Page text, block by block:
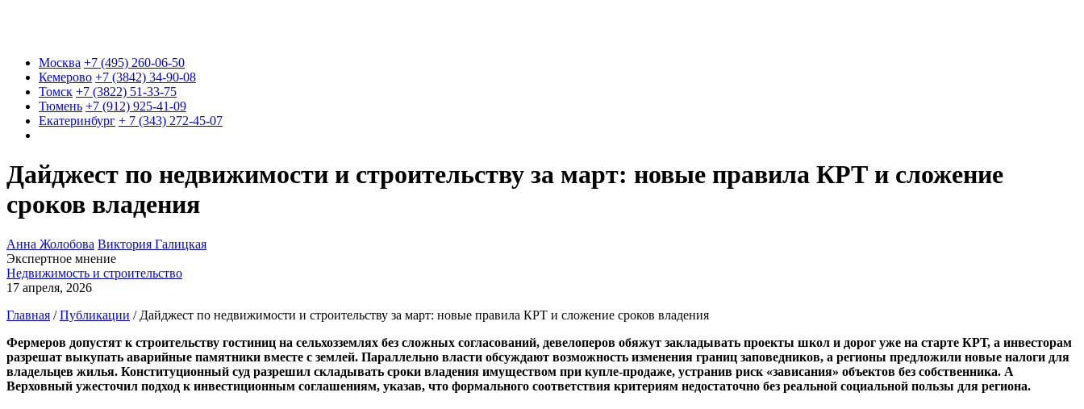
Москва +7 (495) 260-06-50
Кемерово +7 (3842) 34-90-08
Томск +7 (3822) 51-33-75
Тюмень +7 (912) 925-41-09
Екатеринбург + 7 (343) 272-45-07
Дайджест по недвижимости и строительству за март: новые правила КРТ и сложение
сроков владения
Анна Жолобова Виктория Галицкая
Экспертное мнение
Недвижимость и строительство
17 апреля, 2026
Главная /Публикации / Дайджест по недвижимости и строительству за март: новые правила КРТ и сложение сроков владения
Фермеров допустят к строительству гостиниц на сельхозземлях без сложных согласований, девелоперов обяжут закладывать проекты школ и дорог уже на старте КРТ, а инвесторам
разрешат выкупать аварийные памятники вместе с землей. Параллельно власти обсуждают возможность изменения границ заповедников, а регионы предложили новые налоги для
владельцев жилья. Конституционный суд разрешил складывать сроки владения имуществом при купле-продаже, устранив риск «зависания» объектов без собственника. А
Верховный ужесточил подход к инвестиционным соглашениям, указав, что формального соответствия критериям недостаточно без реальной социальной пользы для региона.